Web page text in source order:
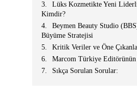
Lüks Kozmetikte Yeni
Kimdir?
Beymen Beauty Studio
Büyüme Stratejisi
Kritik Veriler ve Öne
Marcom Türkiye Editörünün
Sıkça Sorulan Sorular: